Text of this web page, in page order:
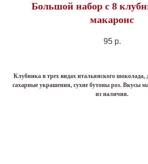
Большой набор с 8
макаронс
95 р.
Клубника в трех видах итальянского
сахарные украшения, сухие бутоны роз. Вкусы
из наличия.